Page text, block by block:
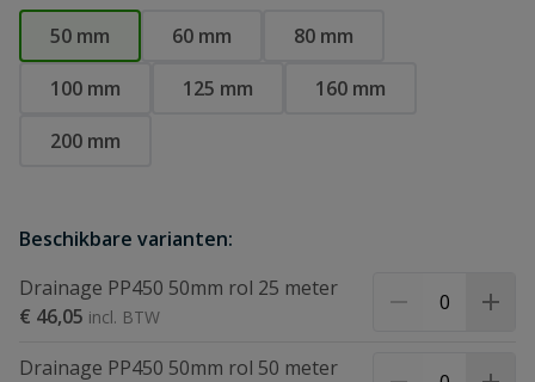
50 mm 60 mm
80 mm
100 mm
125 mm
160 mm
200 mm
Beschikbare varianten:
Drainage PP450 50mm rol 25 meter
€ 46,05
Drainage PP450 50mm rol 50 meter